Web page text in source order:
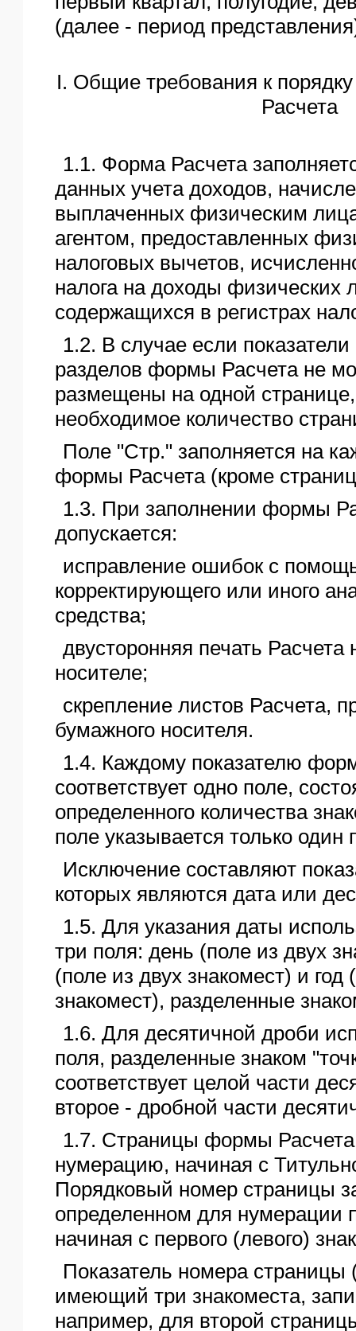
(далее - период
I. Общие требования к
Расчета
1.1. Форма Расчета
данных учета доходов,
выплаченных физическим
агентом, предоставленных
налоговых вычетов,
налога на доходы физических
содержащихся в регистрах
1.2. В случае если
разделов формы Расчета не
размещены на одной странице,
необходимое количество
Поле "Стр." заполняется на
формы Расчета (кроме
1.3. При заполнении формы
допускается:
исправление ошибок с
корректирующего или иного
средства;
двусторонняя печать
носителе;
скрепление листов Расчета,
бумажного носителя.
1.4. Каждому показателю
соответствует одно поле,
определенного количества
поле указывается только один
Исключение составляют
которых являются дата или
1.5. Для указания даты
три поля: день (поле из двух
(поле из двух знакомест) и год
знакомест), разделенные
1.6. Для десятичной дроби
поля, разделенные знаком
соответствует целой части
второе - дробной части
1.7. Страницы формы
нумерацию, начиная с
Порядковый номер страницы
определенном для нумерации
начиная с первого (левого)
Показатель номера страницы
имеющий три знакоместа,
например, для второй